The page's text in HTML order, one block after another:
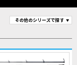
その他のシリーズで探す